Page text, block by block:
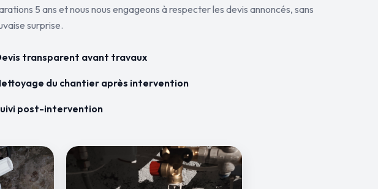
5 ans et nous nous engageons à respecter les devis annoncés, sans
surprise.
transparent avant travaux
du chantier après intervention
post-intervention